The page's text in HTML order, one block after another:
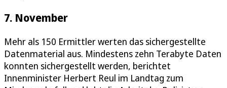
7. November
Mehr als 150 Ermittler werten das sichergestellte
Datenmaterial aus. Mindestens zehn Terabyte Daten
konnten sichergestellt werden, berichtet
Innenminister Herbert Reul im Landtag zum